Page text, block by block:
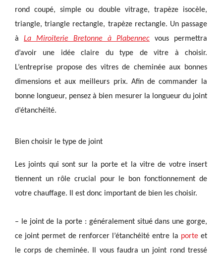
rond coupé, simple ou double vitrage, trapèze isocèle,
triangle, triangle rectangle, trapèze rectangle. Un passage
à La Miroiterie Bretonne à Plabennec vous permettra
d’avoir une idée claire du type de vitre à choisir.
L’entreprise propose des vitres de cheminée aux bonnes
dimensions et aux meilleurs prix. Afin de commander la
bonne longueur, pensez à bien mesurer la longueur du joint
d’étanchéité.
Bien choisir le type de joint
Les joints qui sont sur la porte et la vitre de votre insert
tiennent un rôle crucial pour le bon fonctionnement de
votre chauffage. Il est donc important de bien les choisir.
– le joint de la porte : généralement situé dans une gorge,
ce joint permet de renforcer l’étanchéité entre la porteet
le corps de cheminée. Il vous faudra un joint rond tressé